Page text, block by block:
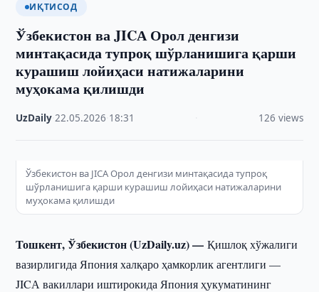
ИҚТИСОД
Ўзбекистон ва JICА Орол денгизи
минтақасида тупроқ шўрланишига қарши
курашиш лойиҳаси натижаларини
муҳокама қилишди
UzDaily ·22.05.2026 18:31 126 views
Ўзбекистон ва JICА Орол денгизи минтақасида тупроқ
шўрланишига қарши курашиш лойиҳаси натижаларини
муҳокама қилишди
Тошкент, Ўзбекистон (UzDaily.uz) —Қишлоқ хўжалиги
вазирлигида Япония халқаро ҳамкорлик агентлиги —
JICА вакиллари иштирокида Япония ҳукуматининг